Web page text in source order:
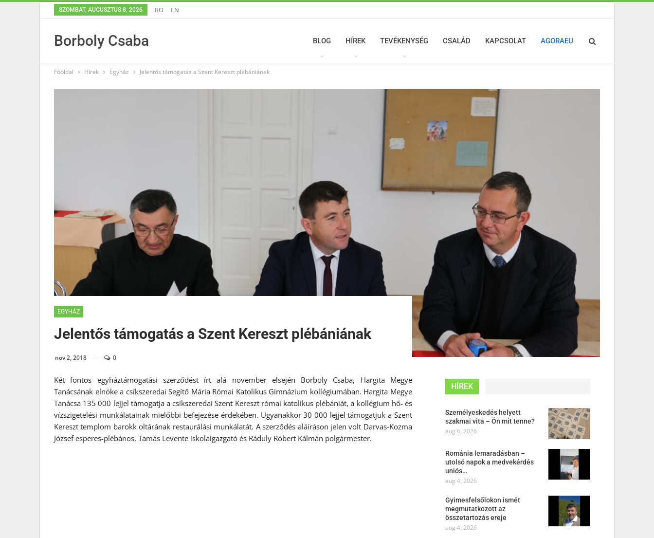
SZOMBAT, AUGUSZTUS 8, 2026 RO EN
Borboly Csaba BLOG HÍREK TEVÉKENYSÉG CSALÁD KAPCSOLAT AGORAEU
Főoldal Hírek Egyház Jelentős támogatás a Szent Kereszt plébániának
EGYHÁZ
Jelentős támogatás a Szent Kereszt plébániának
nov 2, 2018 0
Két fontos egyháztámogatási szerződést írt alá november elsején Borboly Csaba, Hargita Megye
Tanácsának elnöke a csíkszeredai Segítő Mária Római Katolikus Gimnázium kollégiumában. Hargita Megye
Tanácsa 135 000 lejjel támogatja a csíkszeredai Szent Kereszt római katolikus plébániát, a kollégium hő- és
vízszigetelési munkálatainak mielőbbi befejezése érdekében. Ugyanakkor 30 000 lejjel támogatjuk a Szent
Kereszt templom barokk oltárának restaurálási munkálatát. A szerződés aláíráson jelen volt Darvas-Kozma
József esperes-plébános, Tamás Levente iskolaigazgató és Ráduly Róbert Kálmán polgármester.
HÍREK
Személyeskedés helyett
szakmai vita – Ön mit tenne?
aug 6, 2026
Románia lemaradásban –
utolsó napok a medvekérdés
uniós…
aug 4, 2026
Gyimesfelsőlokon ismét
megmutatkozott az
összetartozás ereje
aug 4, 2026